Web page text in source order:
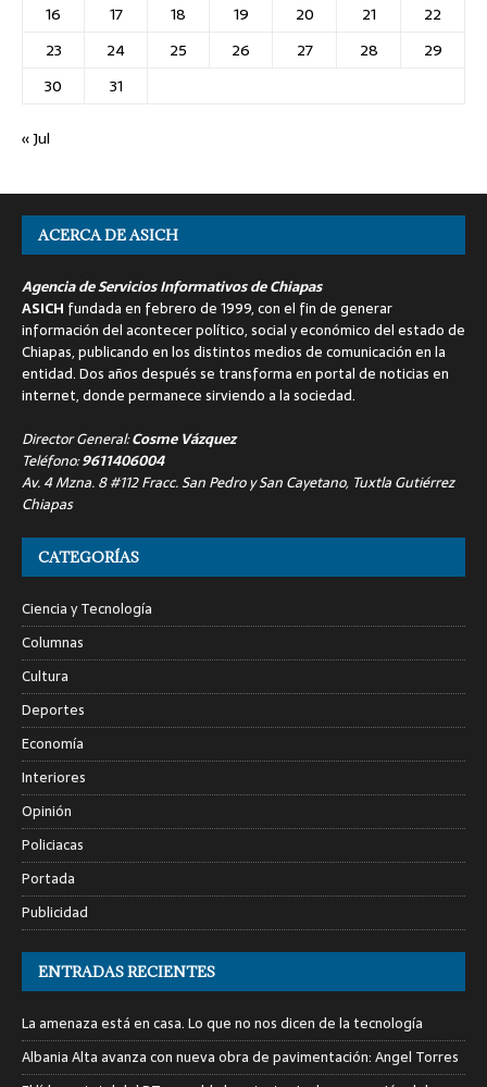
16
17 18 19 20 21
22
23
24 25 26 27 28
29
30
31
« Jul
ACERCA DE ASICH
Agencia de Servicios Informativos de Chiapas
ASICH fundada en febrero de 1999, con el fin de generar
información del acontecer político, social y económico del estado de
Chiapas, publicando en los distintos medios de comunicación en la
entidad. Dos años después se transforma en portal de noticias en
internet, donde permanece sirviendo a la sociedad.
Director General:Cosme Vázquez
Teléfono:9611406004
Av. 4 Mzna. 8 #112 Fracc. San Pedro y San Cayetano, Tuxtla Gutiérrez
Chiapas
CATEGORÍAS
Ciencia y Tecnología
Columnas
Cultura
Deportes
Economía
Interiores
Opinión
Policiacas
Portada
Publicidad
ENTRADAS RECIENTES
La amenaza está en casa. Lo que no nos dicen de la tecnología
Albania Alta avanza con nueva obra de pavimentación: Angel Torres